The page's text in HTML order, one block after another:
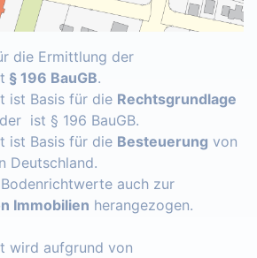
die Ermittlung der
§ 196 BauGB.
ist Basis für die Rechtsgrundlage
der ist § 196 BauGB.
ist Basis für die Besteuerung von
Deutschland.
auch zur
Immobilien herangezogen.
wird aufgrund von